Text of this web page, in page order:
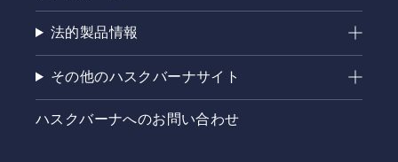
法的製品情報
その他のハスクバーナサイト
ハスクバーナへのお問い合わせ